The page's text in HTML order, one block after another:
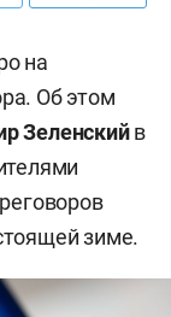
на
Об этом
Зеленскийв
зиме.